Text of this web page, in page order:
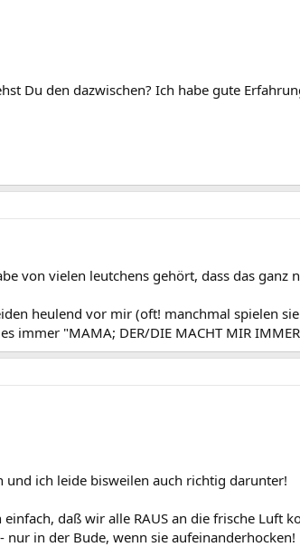
Du den dazwischen? Ich habe gute
von vielen leutchens gehört, dass das
heulend vor mir (oft! manchmal spielen
immer "MAMA; DER/DIE MACHT MIR
und ich leide bisweilen auch richtig darunter!
daß wir alle RAUS an die frische Luft
nur in der Bude, wenn sie aufeinanderhocken!